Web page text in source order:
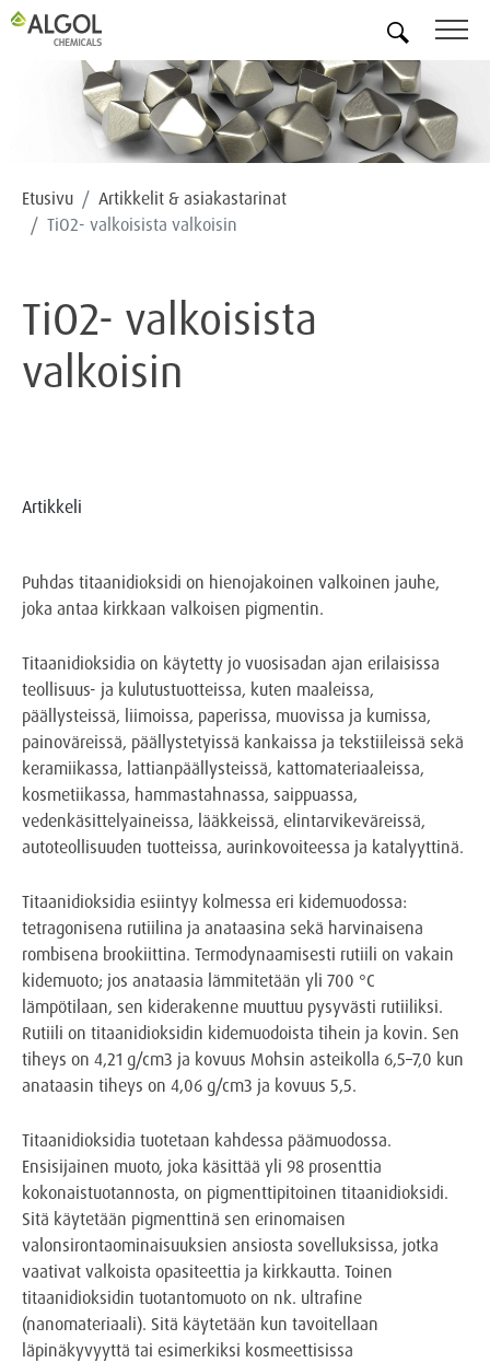
Etusivu
Artikkelit & asiakastarinat
TiO2- valkoisista valkoisin
TiO2- valkoisista
valkoisin
Artikkeli
Puhdas titaanidioksidi on hienojakoinen valkoinen jauhe,
joka antaa kirkkaan valkoisen pigmentin.
Titaanidioksidia on käytetty jo vuosisadan ajan erilaisissa
teollisuus- ja kulutustuotteissa, kuten maaleissa,
päällysteissä, liimoissa, paperissa, muovissa ja kumissa,
painoväreissä, päällystetyissä kankaissa ja tekstiileissä sekä
keramiikassa, lattianpäällysteissä, kattomateriaaleissa,
kosmetiikassa, hammastahnassa, saippuassa,
vedenkäsittelyaineissa, lääkkeissä, elintarvikeväreissä,
autoteollisuuden tuotteissa, aurinkovoiteessa ja katalyyttinä.
Titaanidioksidia esiintyy kolmessa eri kidemuodossa:
tetragonisena rutiilina ja anataasina sekä harvinaisena
rombisena brookiittina. Termodynaamisesti rutiili on vakain
kidemuoto; jos anataasia lämmitetään yli 700 °C
lämpötilaan, sen kiderakenne muuttuu pysyvästi rutiiliksi.
Rutiili on titaanidioksidin kidemuodoista tihein ja kovin. Sen
tiheys on 4,21 g/cm3 ja kovuus Mohsin asteikolla 6,5–7,0 kun
anataasin tiheys on 4,06 g/cm3 ja kovuus 5,5.
Titaanidioksidia tuotetaan kahdessa päämuodossa.
Ensisijainen muoto, joka käsittää yli 98 prosenttia
kokonaistuotannosta, on pigmenttipitoinen titaanidioksidi.
Sitä käytetään pigmenttinä sen erinomaisen ​​
valonsirontaominaisuuksien ansiosta sovelluksissa, jotka
vaativat valkoista opasiteettia ja kirkkautta. Toinen
titaanidioksidin tuotantomuoto on nk. ultrafine
(nanomateriaali). Sitä käytetään kun tavoitellaan
läpinäkyvyyttä tai esimerkiksi kosmeettisissa